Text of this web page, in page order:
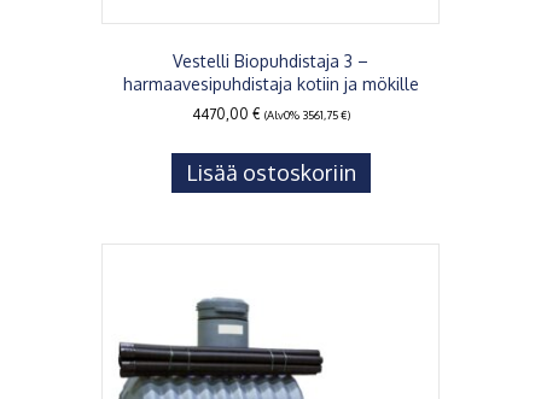
Vestelli Biopuhdistaja 3 –
harmaavesipuhdistaja kotiin ja mökille
4470,00 € (Alv0% 3561,75€)
Lisää ostoskoriin